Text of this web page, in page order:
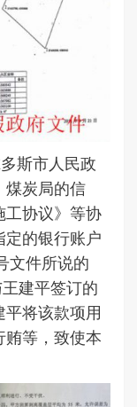
斯市人民政
煤炭局的信
工协议》等协
定的银行账户
文件所说的
建平签订的
平将该款项用
贿等，致使本